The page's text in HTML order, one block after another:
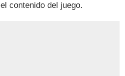
contenido del juego.